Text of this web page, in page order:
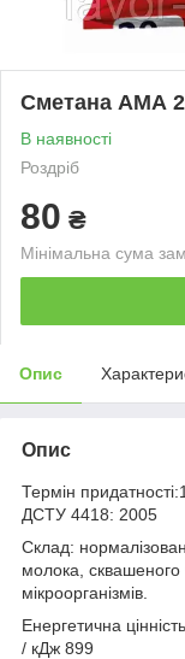
Сметана АМА
В наявності
Роздріб
80 ₴
Мінімальна сума
Опис
Опис
Термін
ДСТУ 4418: 2005
Склад:
молока,
мікроорганізмів.
Енергетична
/ кДж 899